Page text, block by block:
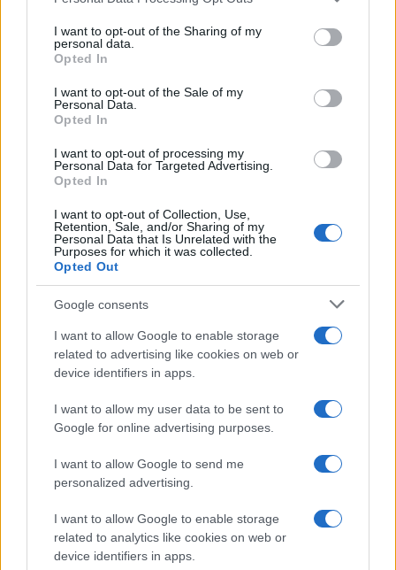
not limited to your visit or usage behaviour. You may click to
grant or deny consent to Google and its third-party tags to
use your data for below specified purposes in below Google
consent section.
I want to opt-out of the Sharing of my
personal data.
Opted In
I want to opt-out of the Sale of my
Personal Data.
Opted In
I want to opt-out of processing my
Personal Data for Targeted Advertising.
Opted In
I want to opt-out of Collection, Use,
Retention, Sale, and/or Sharing of my
Personal Data that Is Unrelated with the
Purposes for which it was collected.
Opted Out
Google consents
I want to allow Google to enable storage
related to advertising like cookies on web or
device identifiers in apps.
I want to allow my user data to be sent to
Google for online advertising purposes.
I want to allow Google to send me
personalized advertising.
I want to allow Google to enable storage
related to analytics like cookies on web or
device identifiers in apps.
ARTICOLI CORRELATI
Chiara Ferragni e Fedez si lasciano: confermato dopo
le voci di crisi
Giovanni Allevi a Sanremo: “Ho perso tutto con la
malattia, ma il dolore mi ha donato tanto”
Sanremo 2024: Eventi e momenti salienti della
seconda serata